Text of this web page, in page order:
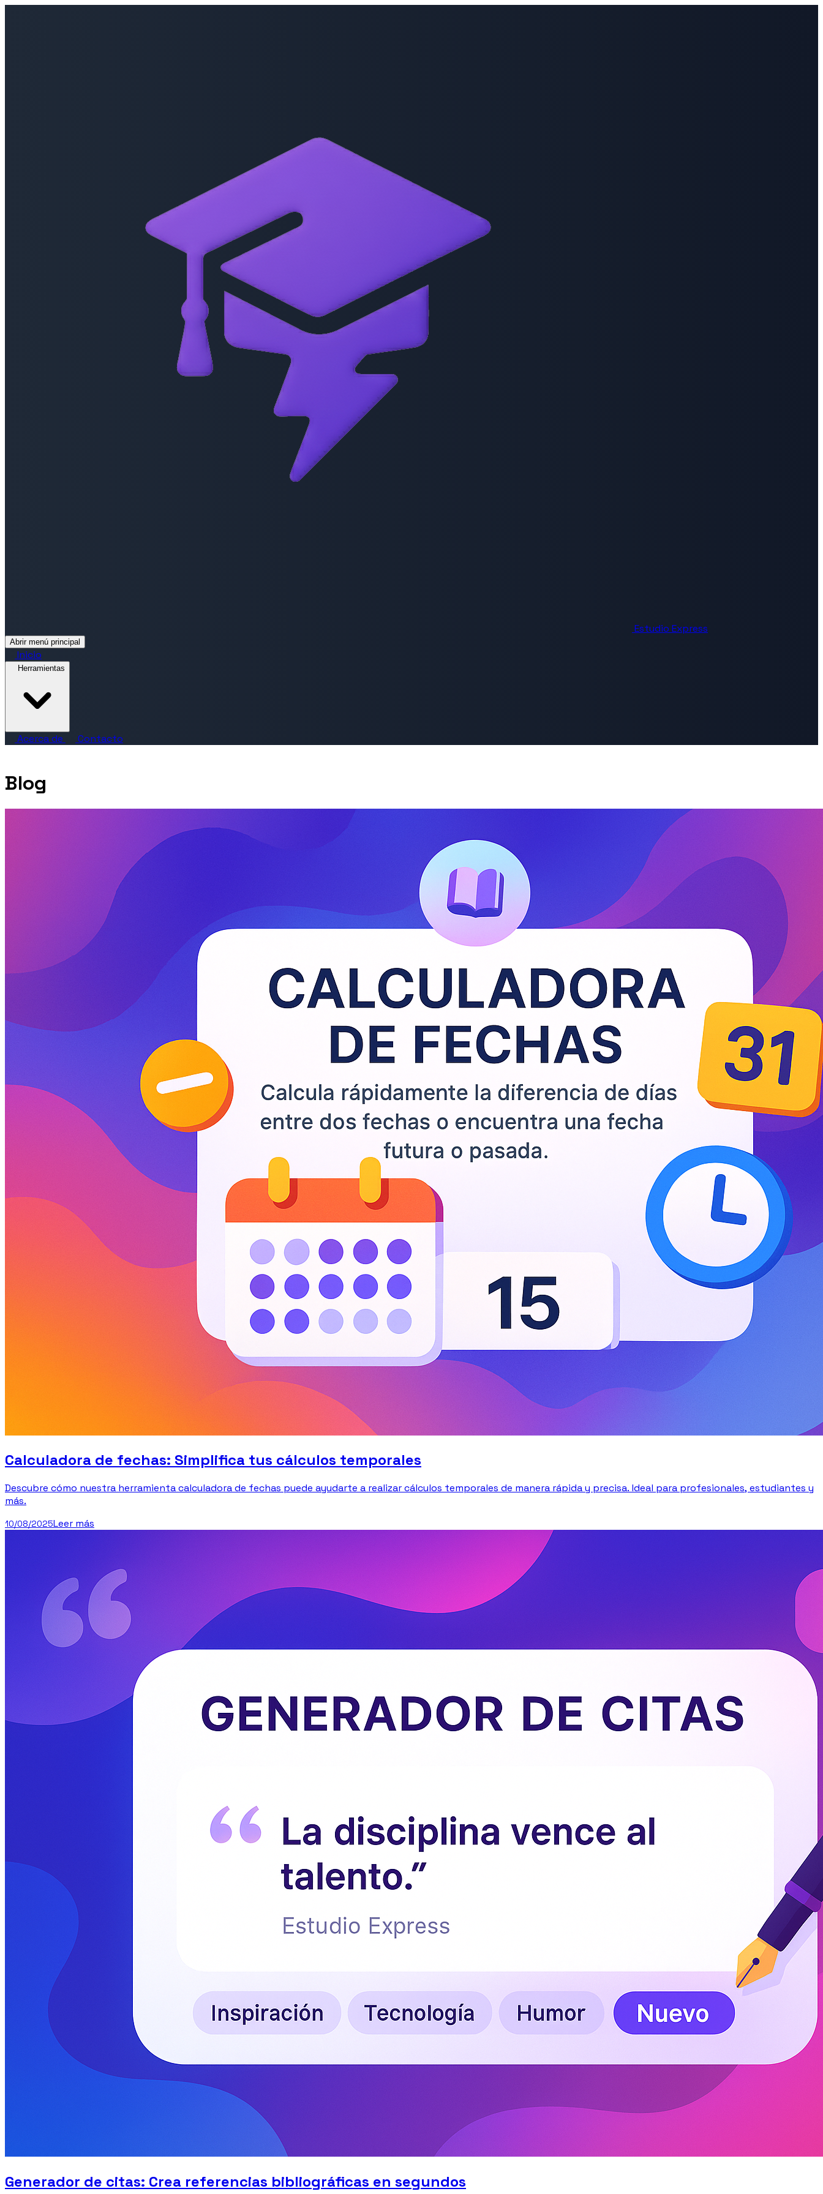
Estudio Express
Abrir menú principal
Inicio
Herramientas
Acerca de Contacto
Blog
Calculadora de fechas: Simplifica tus cálculos temporales
Descubre cómo nuestra herramienta calculadora de fechas puede ayudarte a realizar cálculos temporales de manera rápida y precisa. Ideal para profesionales, estudiantes y
más.
10/08/2025Leer más
Generador de citas: Crea referencias bibliográficas en segundos